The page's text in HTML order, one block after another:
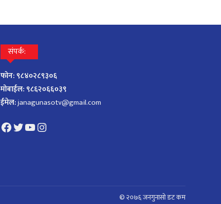
संपर्क:
फोन: ९८४०२८९३०६
मोबाईल: ९८६२०६६०३९
ईमेल:janagunasotv@gmail.com
Facebook
Twitter
YouTube
Instagram
© २०७६ जनगुनासाे डट कम